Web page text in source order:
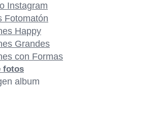
Instagram
Fotomatón
Happy
Grandes
con Formas
fotos
album